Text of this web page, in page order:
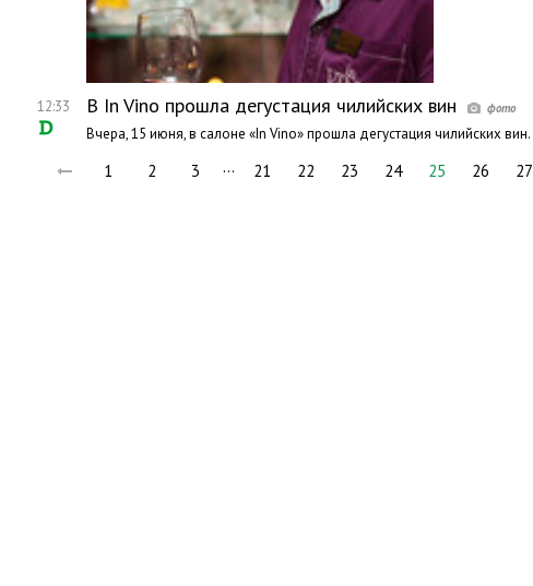
12:33 В In Vino прошла дегустация чилийских вин
Вчера, 15 июня, в салоне «In Vino» прошла дегустация чилийских вин.
1 2 3 … 21 22 23 24 25 26 27